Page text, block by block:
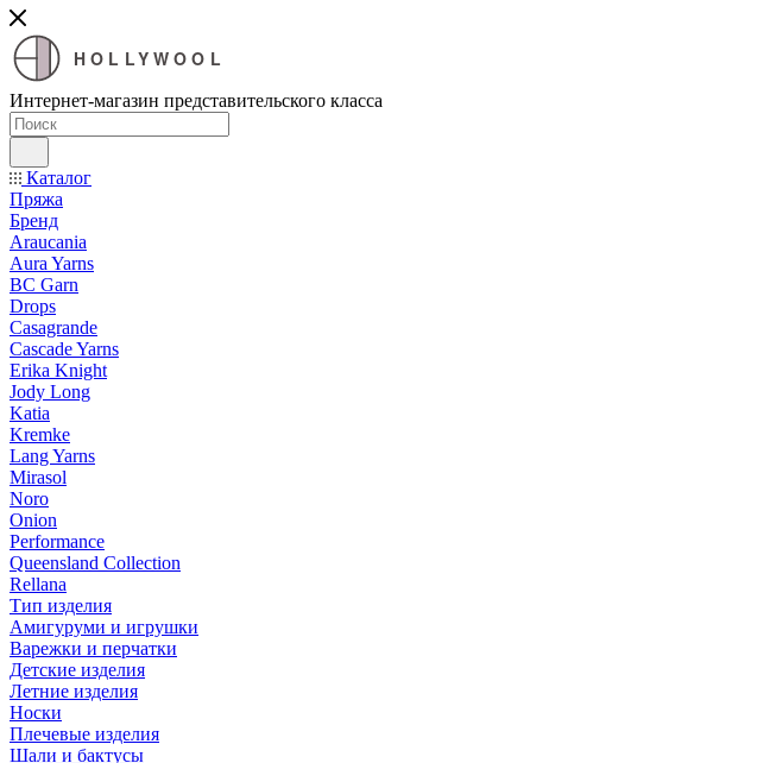
HOLLYWOOL
Интернет-магазин представительского класса
Каталог
Пряжа
Бренд
Araucania
Aura Yarns
BC Garn
Drops
Casagrande
Cascade Yarns
Erika Knight
Jody Long
Katia
Kremke
Lang Yarns
Mirasol
Noro
Onion
Performance
Queensland Collection
Rellana
Тип изделия
Амигуруми и игрушки
Варежки и перчатки
Детские изделия
Летние изделия
Носки
Плечевые изделия
Шали и бактусы